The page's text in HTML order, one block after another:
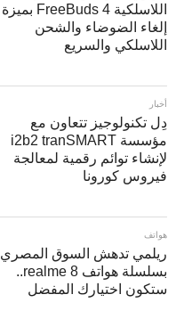
اللاسلكية FreeBuds 4 بميزة
إلغاء الضوضاء والشحن
اللاسلكي والسريع
أخبار
دِل تكنولوجيز تتعاون مع
مؤسسة i2b2 tranSMART
لإنشاء توائم رقمية لمعالجة
فيروس كورونا
هواتف
ريلمي تدهش السوق المصري
بسلسلة هواتف realme 8..
ستكون اختيارك المفضل